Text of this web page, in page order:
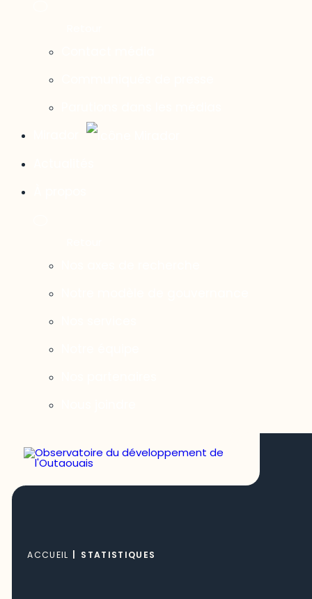
ACCUEIL STATISTIQUES